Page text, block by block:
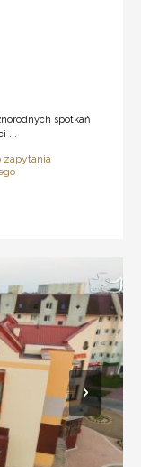
spotkań
...